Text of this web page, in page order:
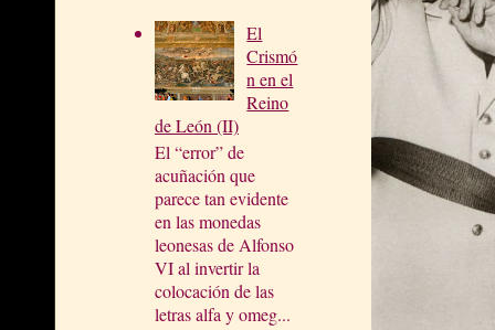
El
Crismó
n en el
Reino
de León (II)
El “error” de
acuñación que
parece tan evidente
en las monedas
leonesas de Alfonso
VI al invertir la
colocación de las
letras alfa y omeg...